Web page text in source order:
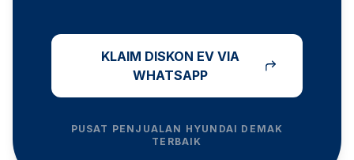
KLAIM DISKON EV VIA
WHATSAPP
PUSAT PENJUALAN HYUNDAI DEMAK
TERBAIK